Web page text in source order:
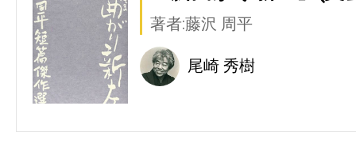
著者:藤沢 周平
尾崎 秀樹